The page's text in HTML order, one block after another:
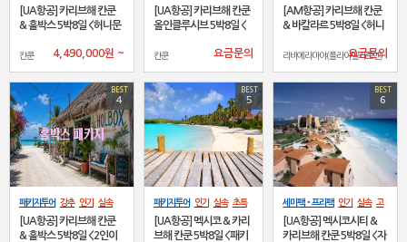
고품격
초특가 럭셔리 베스
이벤트 프로모션 NEW
[UA항공] 카리브해 칸쿤
& 홀박스 5박8일 <허니문
칸쿤 4,490,000원 ~
초특가 베스트
[UA항공] 카리브해 칸쿤
올인클루시브 5박8일 <
칸쿤 요금문의
격 초특가 럭셔리 베스트
프
로모션 NEW
[AM항공] 카리브해 칸쿤
& 바칼라르 5박8일 <허니
리비에라마야(플라야델카르멘)
요금문의
BEST
4
패키지투어 강추 인기
실속
고품격
초특가 럭셔리 베스
이벤트 프로모션 NEW
[UA항공] 카리브해 칸쿤
& 홀박스 5박8일 <2인이
BEST
5
패키지투어 인기 실속 초특
가
베스트
[UA항공] 멕시코 & 카리
브해 칸쿤 5박8일 <패키
BEST
6
세미팩•프리팩 인기 실속
고
품격 초특가 럭셔리 베스트
[UA항공] 멕시코시티 &
카리브해 칸쿤 5박8일 <자